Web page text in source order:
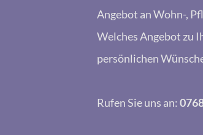
Angebot an Wohn-,
Welches Angebot zu
persönlichen
Rufen Sie uns an: